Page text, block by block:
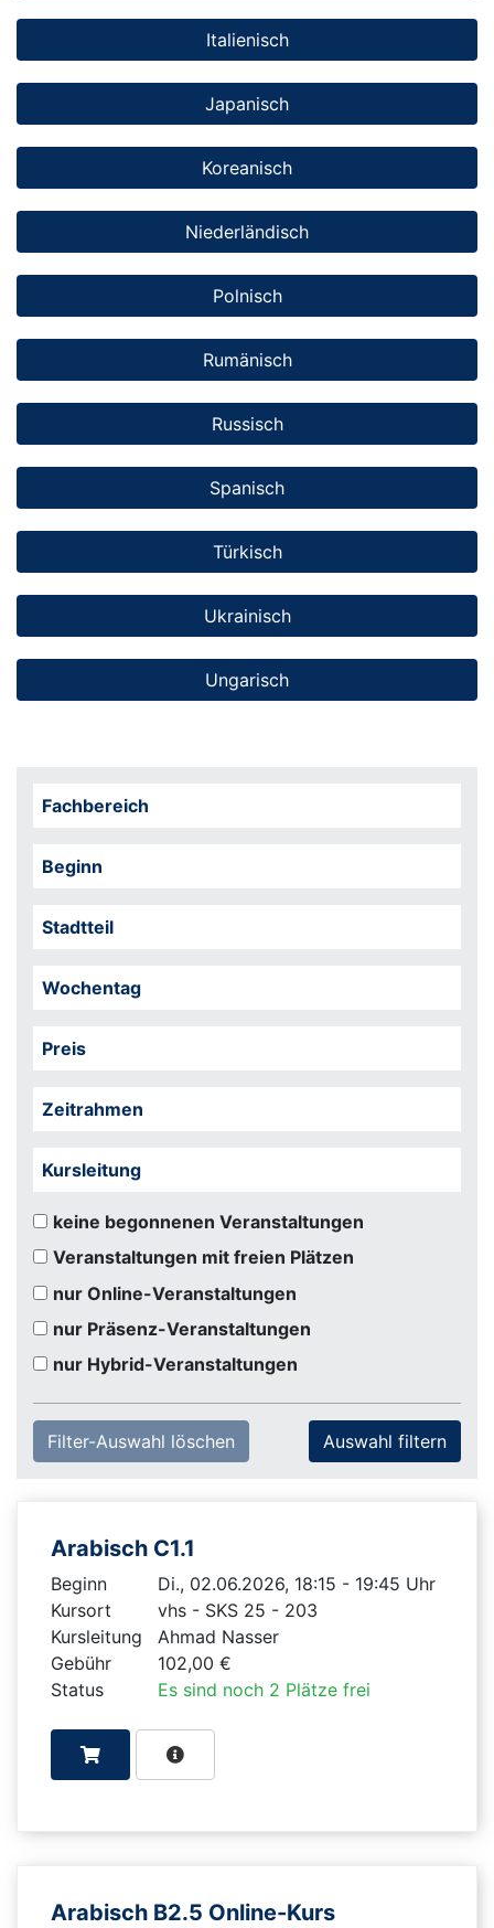
Italienisch
Japanisch
Koreanisch
Niederländisch
Polnisch
Rumänisch
Russisch
Spanisch
Türkisch
Ukrainisch
Ungarisch
Fachbereich
Beginn
Stadtteil
Wochentag
Preis
Zeitrahmen
Kursleitung
keine begonnenen Veranstaltungen
Veranstaltungen mit freien Plätzen
nur Online-Veranstaltungen
nur Präsenz-Veranstaltungen
nur Hybrid-Veranstaltungen
Filter-Auswahl löschen
Arabisch C1.1
Beginn
Di., 02.06.2026, 18:15 - 19:45 Uhr
Kursort
vhs - SKS 25 - 203
Kursleitung
Ahmad Nasser
Gebühr
102,00 €
Status
Es sind noch 2 Plätze frei
Arabisch B2.5 Online-Kurs